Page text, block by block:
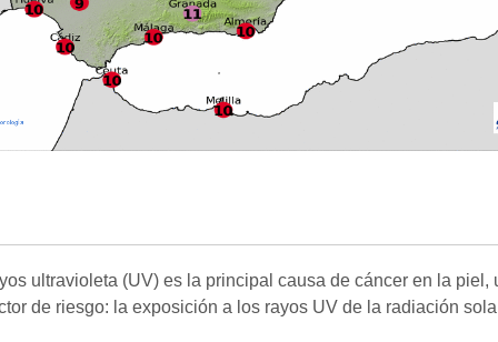
ultravioleta (UV) es la principal causa de cáncer en la
de riesgo: la exposición a los rayos UV de la radiación